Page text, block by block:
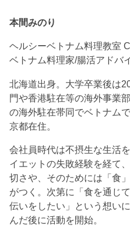
本間みのり
ヘルシーベトナム料理教室
ベトナム料理家/腸活アドバ
北海道出身。大学卒業後は
門や香港駐在等の海外事業
の海外駐在帯同でベトナム
京都在住。
会社員時代は不摂生な生活
イエットの失敗経験を経て
切さや、そのためには「食
がつく。次第に「食を通じ
伝いをしたい」という想い
んだ後に活動を開始。